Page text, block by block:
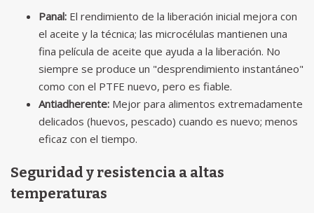
Panal: El rendimiento de la liberación inicial mejora con
el aceite y la técnica; las microcélulas mantienen una
fina película de aceite que ayuda a la liberación. No
siempre se produce un "desprendimiento instantáneo"
como con el PTFE nuevo, pero es fiable.
Antiadherente: Mejor para alimentos extremadamente
delicados (huevos, pescado) cuando es nuevo; menos
eficaz con el tiempo.
Seguridad y resistencia a altas
temperaturas